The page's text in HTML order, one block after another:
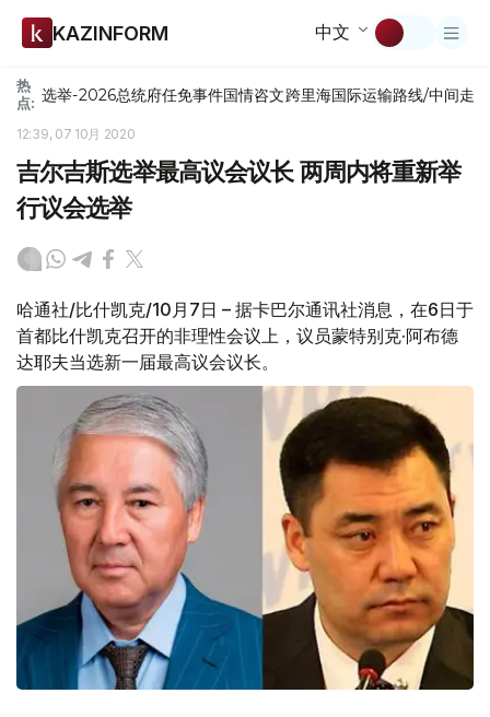
KAZINFORM 中文
热
点: 选举-2026总统府任免事件国情咨文跨里海国际运输路线/中间走廊
12:39, 07 10月 2020
吉尔吉斯选举最高议会议长 两周内将重新举
行议会选举
哈通社/比什凯克/10月7日 – 据卡巴尔通讯社消息，在6日于
首都比什凯克召开的非理性会议上，议员蒙特别克·阿布德
达耶夫当选新一届最高议会议长。